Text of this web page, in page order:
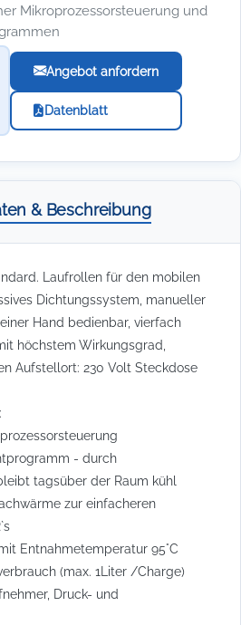
Mikroprozessorsteuerung und
Angebot anfordern
Datenblatt
& Beschreibung
Laufrollen für den mobilen
Dichtungssystem, manueller
Hand bedienbar, vierfach
höchstem Wirkungsgrad,
Aufstellort: 230 Volt Steckdose
- durch
tagsüber der Raum kühl
zur einfacheren
Entnahmetemperatur 95°C
(max. 1Liter /Charge)
Druck- und